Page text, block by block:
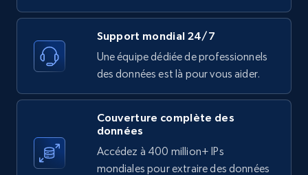
X (formerly Twitter) - Posts - Collecting
Twitter posts URLs
ID, User posted, Name, Description, Date
posted, Photos, URL, Quoted post, and more.
10.3K+ 1.2K+ Essai gratuit
Support mondial 24/7
Une équipe dédiée de professionnels
des données est là pour vous aider.
Couverture complète des
données
Accédez à 400 million+ IPs
mondiales pour extraire des données